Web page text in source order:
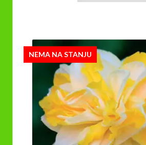
NEMA NA STANJU